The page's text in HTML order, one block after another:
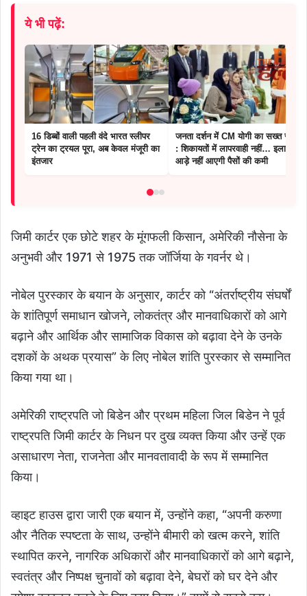
ये भी पढ़ें:
16 डिब्बों वाली पहली वंदे भारत स्लीपर
ट्रेन का ट्रयल पूरा, अब केवल मंजूरी का
इंतजार
जनता दर्शन में CM योगी का सख्त संदेश
: शिकायतों में लापरवाही नहीं… इलाज में
आड़े नहीं आएगी पैसों की कमी
जिमी कार्टर एक छोटे शहर के मूंगफली किसान, अमेरिकी नौसेना के
अनुभवी और 1971 से 1975 तक जॉर्जिया के गवर्नर थे।
नोबेल पुरस्कार के बयान के अनुसार, कार्टर को “अंतर्राष्ट्रीय संघर्षों
के शांतिपूर्ण समाधान खोजने, लोकतंत्र और मानवाधिकारों को आगे
बढ़ाने और आर्थिक और सामाजिक विकास को बढ़ावा देने के उनके
दशकों के अथक प्रयास” के लिए नोबेल शांति पुरस्कार से सम्मानित
किया गया था।
अमेरिकी राष्ट्रपति जो बिडेन और प्रथम महिला जिल बिडेन ने पूर्व
राष्ट्रपति जिमी कार्टर के निधन पर दुख व्यक्त किया और उन्हें एक
असाधारण नेता, राजनेता और मानवतावादी के रूप में सम्मानित
किया।
व्हाइट हाउस द्वारा जारी एक बयान में, उन्होंने कहा, “अपनी करुणा
और नैतिक स्पष्टता के साथ, उन्होंने बीमारी को खत्म करने, शांति
स्थापित करने, नागरिक अधिकारों और मानवाधिकारों को आगे बढ़ाने,
स्वतंत्र और निष्पक्ष चुनावों को बढ़ावा देने, बेघरों को घर देने और